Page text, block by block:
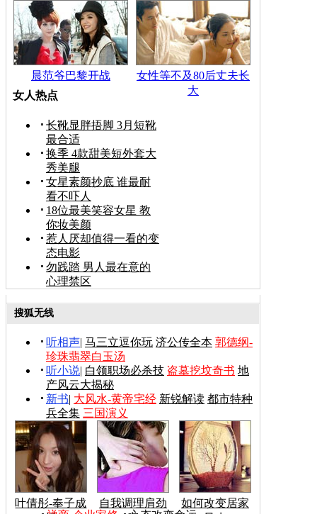
晨范爷巴黎开战
女性等不及80后丈夫长
大
女人热点
长靴显胖捂脚 3月短靴
最合适
换季 4款甜美短外套大
秀美腿
女星素颜抄底 谁最耐
看不吓人
18位最美笑容女星 教
你妆美颜
惹人厌却值得一看的变
态电影
勿践踏 男人最在意的
心理禁区
搜狐无线
听相声| 马三立逗你玩 济公传全本 郭德纲-
珍珠翡翠白玉汤
听小说| 白领职场必杀技 盗墓挖坟奇书 地
产风云大揭秘
新书| 大风水-黄帝宅经 新锐解读 都市特种
兵全集 三国演义
叶倩彤-奉子成
自我调理肩劲
如何改变居家